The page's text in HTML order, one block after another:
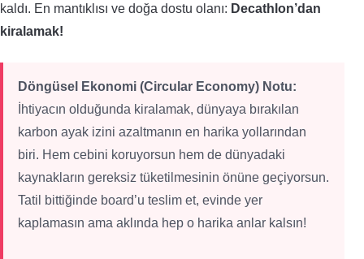
kaldı. En mantıklısı ve doğa dostu olanı: Decathlon’dan
kiralamak!
Döngüsel Ekonomi (Circular Economy) Notu:
İhtiyacın olduğunda kiralamak, dünyaya bırakılan
karbon ayak izini azaltmanın en harika yollarından
biri. Hem cebini koruyorsun hem de dünyadaki
kaynakların gereksiz tüketilmesinin önüne geçiyorsun.
Tatil bittiğinde board’u teslim et, evinde yer
kaplamasın ama aklında hep o harika anlar kalsın!